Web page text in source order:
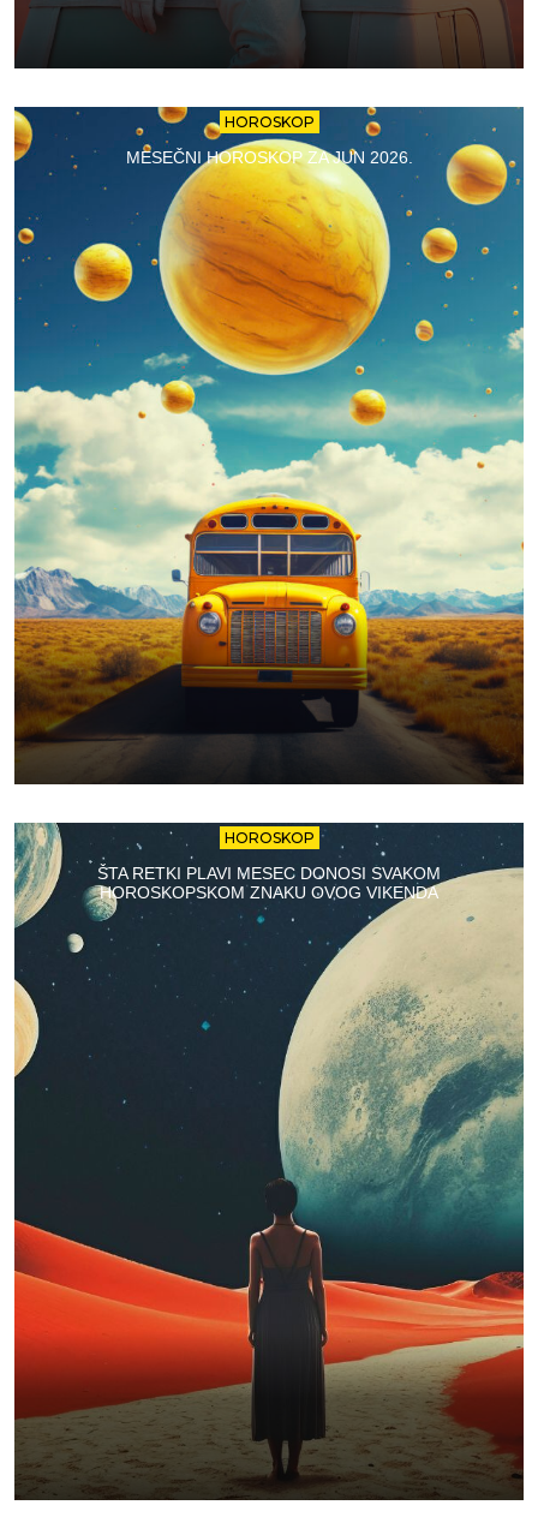
HOROSKOP
MESEČNI HOROSKOP ZA JUN 2026.
HOROSKOP
ŠTA RETKI PLAVI MESEC DONOSI SVAKOM
HOROSKOPSKOM ZNAKU OVOG VIKENDA